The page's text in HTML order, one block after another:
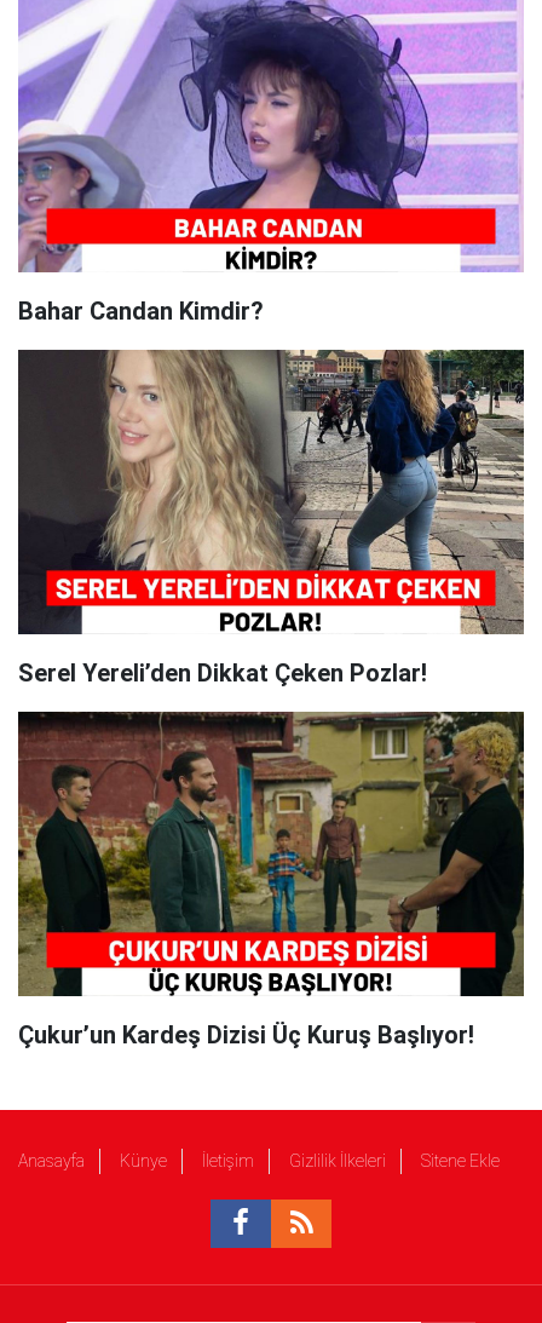
Bahar Candan Kimdir?
Serel Yereli’den Dikkat Çeken Pozlar!
Çukur’un Kardeş Dizisi Üç Kuruş Başlıyor!
Anasayfa Künye İletişim Gizlilik İlkeleri Sitene Ekle